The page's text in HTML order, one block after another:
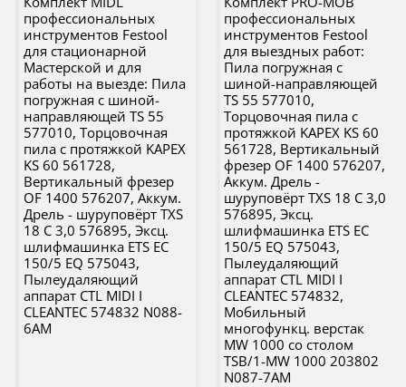
профессиональных
инструментов Festool
для стационарной
Мастерской и для
работы на выезде: Пила
погружная с шиной-
направляющей TS 55
577010, Торцовочная
пила с протяжкой KAPEX
KS 60 561728,
Вертикальный фрезер
OF 1400 576207, Аккум.
Дрель - шуруповёрт TXS
18 C 3,0 576895, Эксц.
шлифмашинка ETS EC
150/5 EQ 575043,
Пылеудаляющий
аппарат CTL MIDI I
CLEANTEC 574832 N088-
6AM
профессиональных
инструментов Festool
для выездных работ:
Пила погружная с
шиной-направляющей
TS 55 577010,
Торцовочная пила с
протяжкой KAPEX KS 60
561728, Вертикальный
фрезер OF 1400 576207,
Аккум. Дрель -
шуруповёрт TXS 18 C 3,0
576895, Эксц.
шлифмашинка ETS EC
150/5 EQ 575043,
Пылеудаляющий
аппарат CTL MIDI I
CLEANTEC 574832,
Мобильный
многофункц. верстак
MW 1000 со столом
TSB/1-MW 1000 203802
N087-7AM